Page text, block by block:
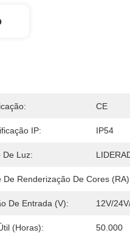
CE
IP: IP54
De Luz:
De Renderização De Cores
De Entrada (V): 12V/
(horas): 50.000